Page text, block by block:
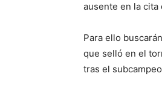
ausente en la cita
Para ello
que selló en el
tras el